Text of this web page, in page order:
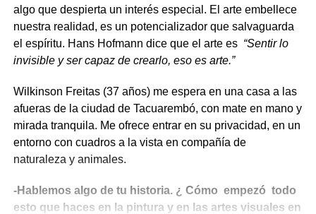
algo que despierta un interés especial. El arte embellece
nuestra realidad, es un potencializador que salvaguarda
el espíritu. Hans Hofmann dice que el arte es “Sentir lo
invisible y ser capaz de crearlo, eso es arte.”
Wilkinson Freitas (37 años) me espera en una casa a las
afueras de la ciudad de Tacuarembó, con mate en mano y
mirada tranquila. Me ofrece entrar en su privacidad, en un
entorno con cuadros a la vista en compañía de
naturaleza y animales.
-Hablemos algo de tu historia. ¿ Cómo empezó todo
esto que haces en la pintura y en las artes visuales en